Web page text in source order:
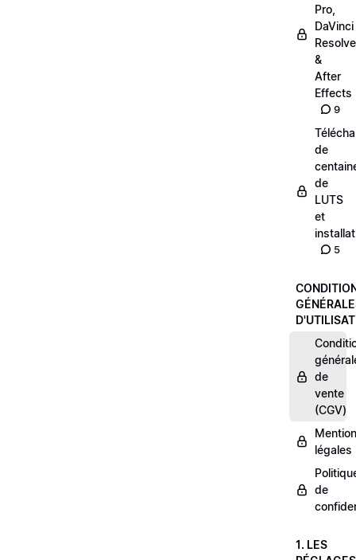
Pro,
DaVinci
Resolve
&
After
Effects
9
de
de
LUTS
et
5
de
vente
(CGV)
légales
de
1. LES